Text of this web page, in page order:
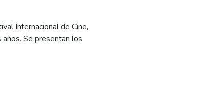
Internacional de Cine,
Se presentan los